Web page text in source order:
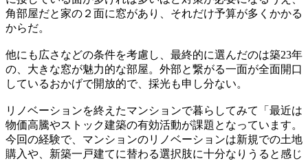
角部屋だと家の２面に窓があり、それだけ予算が多くかかる
からだ。
他にも広さなどの条件を考慮し、最終的に選んだのは築23年
の、大きな窓が魅力的な部屋。外部と繋がる一面が全面開口
しているおかげで開放的で、採光も申し分ない。
リノベーションを終えたマンションで暮らしてみて「最近は
物価高騰やストック建築の有効活動が課題となっています。
今回の経験で、マンションのリノベーションは新規での土地
購入や、新築一戸建てに替わる選択肢に十分なりうると感じ